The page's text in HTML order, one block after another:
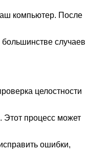
компьютер. После
случаев
целостности
Этот процесс может
ошибки,